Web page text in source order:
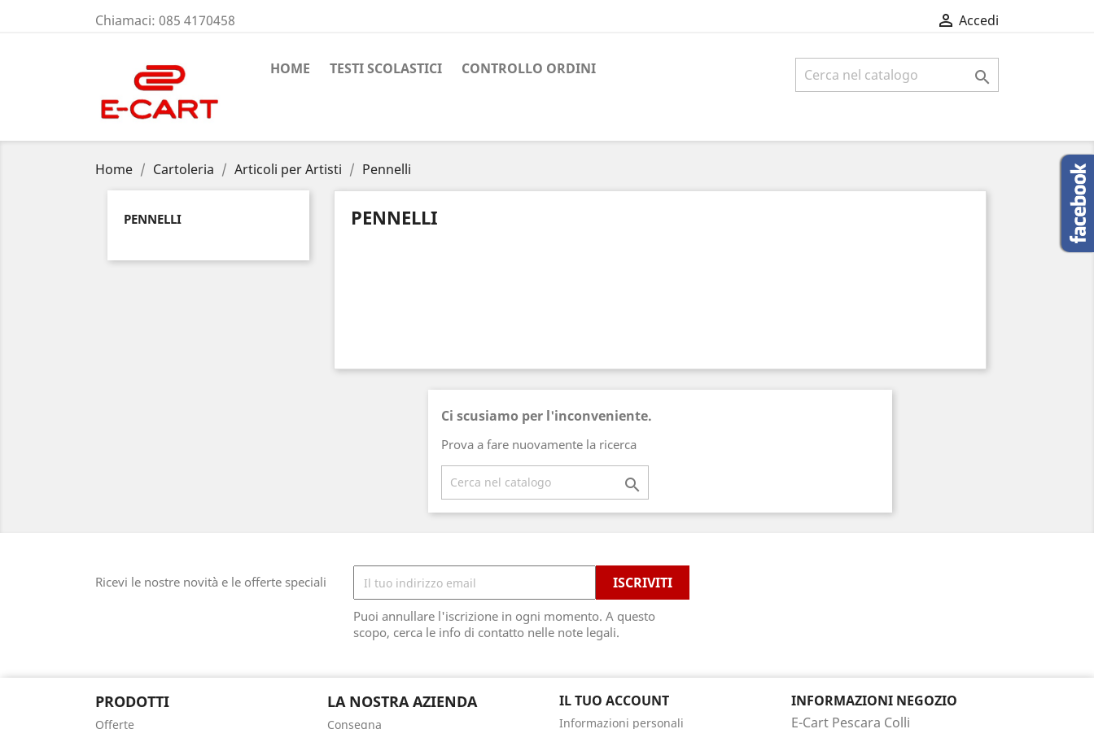
Chiamaci: 085 4170458  Accedi
HOME TESTI SCOLASTICI CONTROLLO ORDINI 
Home Cartoleria Articoli per Artisti Pennelli
PENNELLI PENNELLI
Ci scusiamo per l'inconveniente.
Prova a fare nuovamente la ricerca

Ricevi le nostre novità e le offerte speciali
Puoi annullare l'iscrizione in ogni momento. A questo
scopo, cerca le info di contatto nelle note legali.
PRODOTTI
Offerte
LA NOSTRA AZIENDA
Consegna
IL TUO ACCOUNT
Informazioni personali
INFORMAZIONI NEGOZIO
E-Cart Pescara Colli